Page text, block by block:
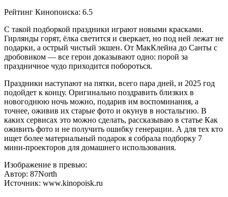
Рейтинг Кинопоиска: 6.5
С такой подборкой праздники играют новыми красками.
Гирлянды горят, ёлка светится и сверкает, но под ней лежат не
подарки, а острый чистый экшен. От МакКлейна до Санты с
дробовиком — все герои доказывают одно: порой за
праздничное чудо приходится побороться.
Праздники наступают на пятки, всего пара дней, и 2025 год
подойдет к концу. Оригинально поздравить близких в
новогоднюю ночь можно, подарив им воспоминания, а
точнее, оживив их старые фото и окунув в ностальгию. В
каких сервисах это можно сделать, рассказываю в статье Как
оживить фото и не получить ошибку генерации. А для тех кто
ищет более материальный подарок я собрала подборку 7
мини-проекторов для домашнего использования.
Изображение в превью:
Автор: 87North
Источник: www.kinopoisk.ru